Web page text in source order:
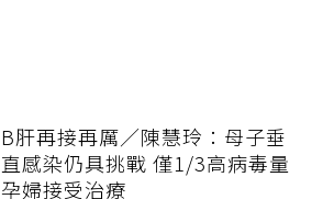
B肝再接再厲／陳慧玲：母子垂
直感染仍具挑戰 僅1/3高病毒量
孕婦接受治療